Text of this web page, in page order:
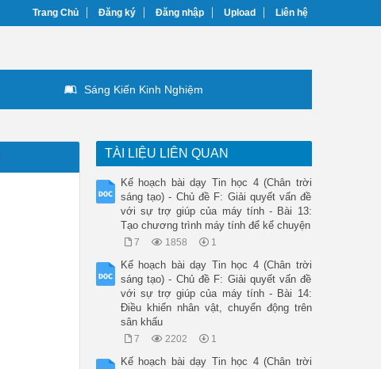
Trang Chủ Đăng ký Đăng nhập Upload Liên hệ
Sáng Kiến Kinh Nghiệm
TÀI LIỆU LIÊN QUAN
Kế hoạch bài dạy Tin học 4 (Chân trời
sáng tạo) - Chủ đề F: Giải quyết vấn đề
với sự trợ giúp của máy tính - Bài 13:
Tạo chương trình máy tính để kể chuyện
7 1858 1
Kế hoạch bài dạy Tin học 4 (Chân trời
sáng tạo) - Chủ đề F: Giải quyết vấn đề
với sự trợ giúp của máy tính - Bài 14:
Điều khiển nhân vật, chuyển động trên
sân khấu
7 2202 1
Kế hoạch bài dạy Tin học 4 (Chân trời